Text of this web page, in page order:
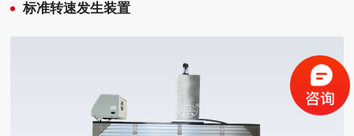
标准转速发生装置